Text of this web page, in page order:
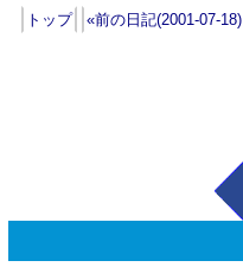
トップ «前の日記(2001-07-18)